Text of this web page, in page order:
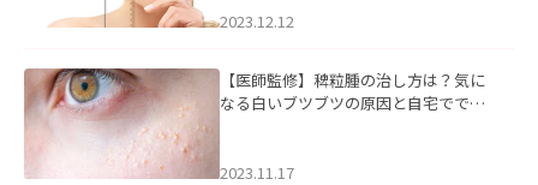
2023.12.12
【医師監修】稗粒腫の治し方は？気に
なる白いブツブツの原因と自宅ででき
2023.11.17